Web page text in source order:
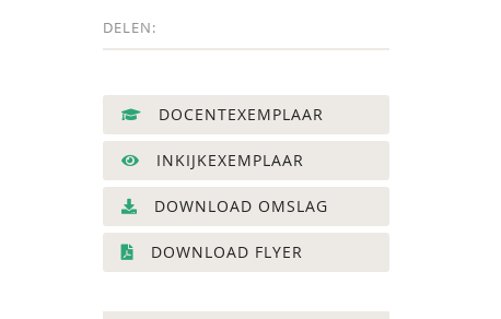
DELEN:
DOCENTEXEMPLAAR
INKIJKEXEMPLAAR
DOWNLOAD OMSLAG
DOWNLOAD FLYER